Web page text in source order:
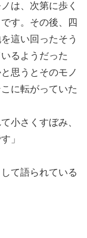
は、次第に歩く
す。その後、四
這い回ったそう
るようだった
思うとそのモノ
に転がっていた
小さくすぼみ、
」
て語られている